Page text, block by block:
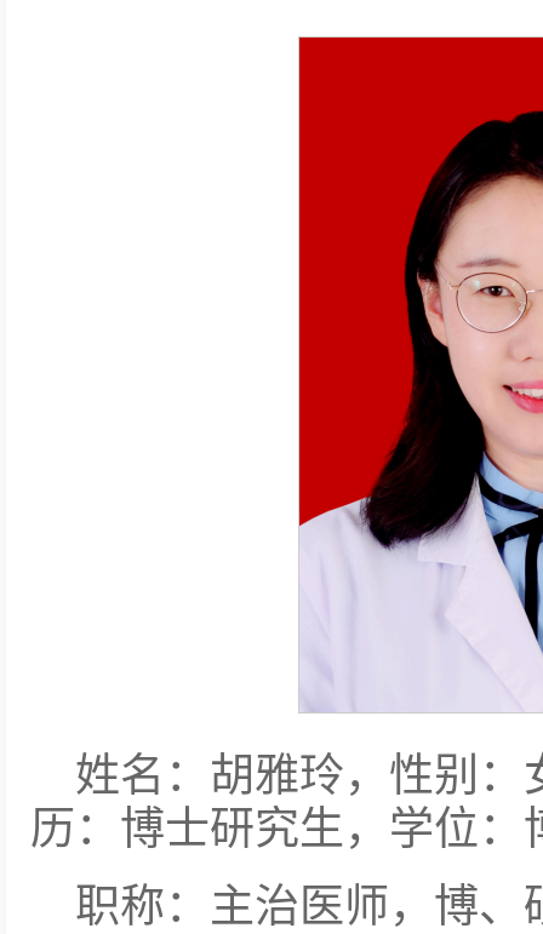
姓名：胡雅玲，性别
历：博士研究生，学位：
职称：主治医师，博